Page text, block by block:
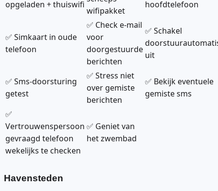
opgeladen + thuiswifi
wifipakket
hoofdtelefoon
✅ Simkaart in oude
telefoon
✅ Check e-mail
voor
doorgestuurde
berichten
✅ Schakel
uit
✅ Sms-doorsturing
getest
✅ Stress niet
over gemiste
berichten
✅ Bekijk eventuele
gemiste sms
✅
Vertrouwenspersoon
gevraagd telefoon
wekelijks te checken
✅ Geniet van
het zwembad
Havensteden